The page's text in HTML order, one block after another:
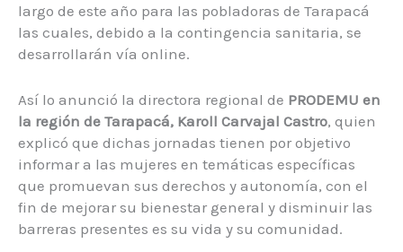
largo de este año para las pobladoras de Tarapacá
las cuales, debido a la contingencia sanitaria, se
desarrollarán vía online.
Así lo anunció la directora regional de PRODEMU en
la región de Tarapacá, Karoll Carvajal Castro, quien
explicó que dichas jornadas tienen por objetivo
informar a las mujeres en temáticas específicas
que promuevan sus derechos y autonomía, con el
fin de mejorar su bienestar general y disminuir las
barreras presentes es su vida y su comunidad.